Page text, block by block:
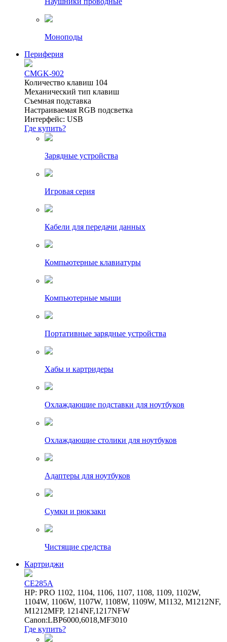
Моноподы
Периферия
CMGK-902
Количество клавиш 104
Механический тип клавиш
Съемная подставка
Настраиваемая RGB подсветка
Интерфейс: USB
Где купить?
Зарядные устройства
Игровая серия
Кабели для передачи данных
Компьютерные клавиатуры
Компьютерные мыши
Портативные зарядные устройства
Хабы и картридеры
Охлаждающие подставки для ноутбуков
Охлаждающие столики для ноутбуков
Адаптеры для ноутбуков
Сумки и рюкзаки
Чистящие средства
Картриджи
CE285A
HP: PRO 1102, 1104, 1106, 1107, 1108, 1109, 1102W,
1104W, 1106W, 1107W, 1108W, 1109W, M1132, M1212NF,
M1212MFP, 1214NF,1217NFW
Canon:LBP6000,6018,MF3010
Где купить?